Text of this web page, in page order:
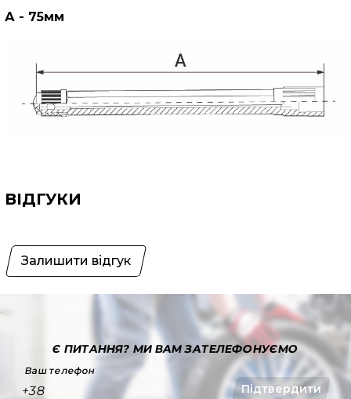
А - 75мм
ВІДГУКИ
Залишити відгук
Є ПИТАННЯ?МИ ВАМ ЗАТЕЛЕФОНУЄМО
Ваш телефон
+38 Підтвердити